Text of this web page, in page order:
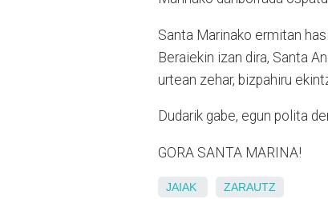
Santa Marinako ermitan
Beraiekin izan dira, Santa
urtean zehar, bizpahiru
Dudarik gabe, egun polita
GORA SANTA MARINA!
JAIAK ZARAUTZ